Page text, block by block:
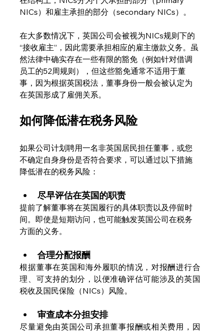
NICs）和雇主承担的部分（secondary NICs）。
在大多数情况下，英国公司会被视为NICs规则下的
“接收雇主”，因此需要承担相应的雇主缴款义务。虽
然法律中确实存在一些有限的豁免（例如针对借调
员工的52周规则），但这些豁免通常不适用于董
事，因为根据英国税法，董事身份一般会被认定为
在英国形成了雇佣关系。
如何降低潜在税务风险
如果公司计划聘用一名非英国居民担任董事，或您
不确定自身身份是否符合要求，可以通过以下措施
降低潜在的税务风险：
尽早评估在英国的职责
提前了解董事将在英国履行的具体职责以及停留时
间。即使是短期访问，也可能触发英国公司在税务
方面的义务。
合理分配报酬
根据董事在英国和海外履职的情况，对报酬进行合
理、可支持的划分，以便准确评估可能涉及的英国
税收及国民保险（NICs）风险。
审查成本分担安排
尽量避免由英国公司承担董事报酬或相关费用，因